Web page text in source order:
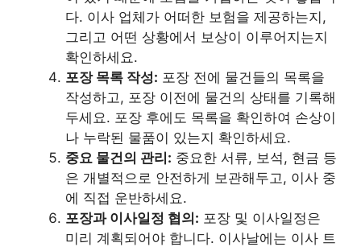
다. 이사 업체가 어떠한 보험을 제공하는지,
그리고 어떤 상황에서 보상이 이루어지는지
확인하세요.
포장 목록 작성: 포장 전에 물건들의 목록을
작성하고, 포장 이전에 물건의 상태를 기록해
두세요. 포장 후에도 목록을 확인하여 손상이
나 누락된 물품이 있는지 확인하세요.
중요 물건의 관리: 중요한 서류, 보석, 현금 등
은 개별적으로 안전하게 보관해두고, 이사 중
에 직접 운반하세요.
포장과 이사일정 협의: 포장 및 이사일정은
미리 계획되어야 합니다. 이사날에는 이사 트